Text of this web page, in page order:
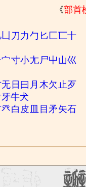
《部首
凵 刀 力勹 匕 匚匸十
宀寸小尢尸屮山巛
无 日 曰 月 木欠止歹
牙牛犬
癶白 皮 目矛矢石